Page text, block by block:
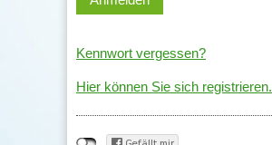
Kennwort vergessen?
Hier können Sie sich registrieren.